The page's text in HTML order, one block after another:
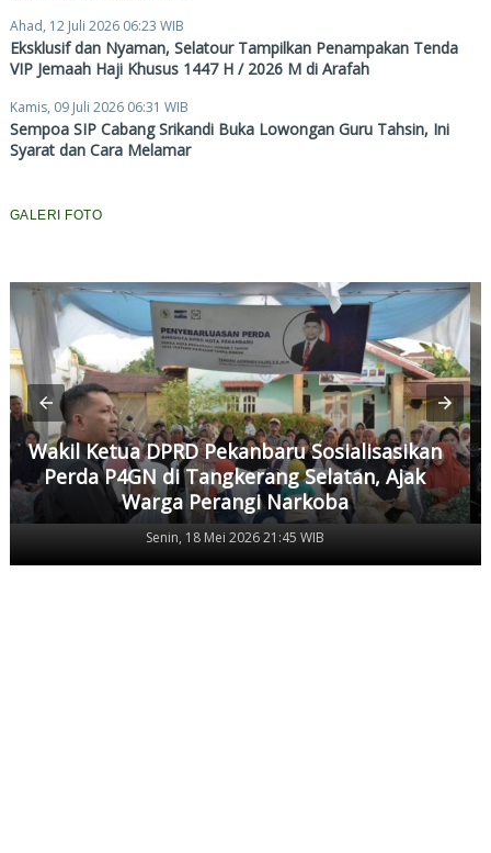
Ahad, 12 Juli 2026 06:23 WIB
Eksklusif dan Nyaman, Selatour Tampilkan Penampakan Tenda
VIP Jemaah Haji Khusus 1447 H / 2026 M di Arafah
Kamis, 09 Juli 2026 06:31 WIB
Sempoa SIP Cabang Srikandi Buka Lowongan Guru Tahsin, Ini
Syarat dan Cara Melamar
GALERI FOTO
Wakil Ketua DPRD Pekanbaru Sosialisasikan
Perda P4GN di Tangkerang Selatan, Ajak
Warga Perangi Narkoba
Senin, 18 Mei 2026 21:45 WIB